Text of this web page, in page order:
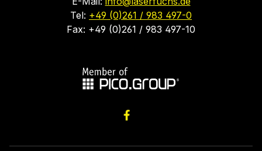
Tel: +49 (0)261 / 983 497-0
Fax: +49 (0)261 / 983 497-10